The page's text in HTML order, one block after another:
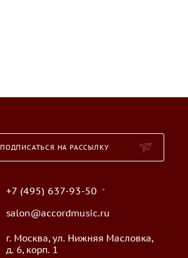
ПОДПИСАТЬСЯ НА РАССЫЛКУ
+7 (495) 637-93-50
salon@accordmusic.ru
г. Москва, ул. Нижняя Масловка,
д. 6, корп. 1